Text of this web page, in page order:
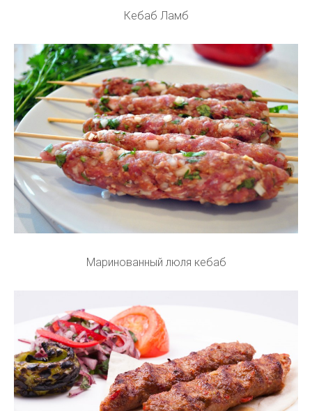
Кебаб Ламб
Маринованный люля кебаб